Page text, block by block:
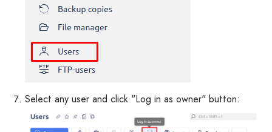
Select any user and click "Log in as owner" button: